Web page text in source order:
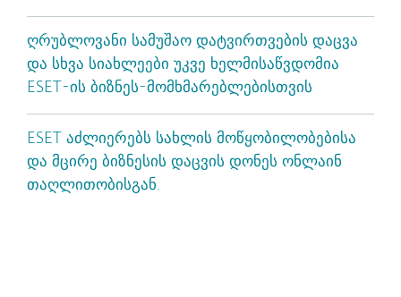
ღრუბლოვანი სამუშაო დატვირთვების დაცვა
და სხვა სიახლეები უკვე ხელმისაწვდომია
ESET-ის ბიზნეს-მომხმარებლებისთვის
ESET აძლიერებს სახლის მოწყობილობებისა
და მცირე ბიზნესის დაცვის დონეს ონლაინ
თაღლითობისგან.